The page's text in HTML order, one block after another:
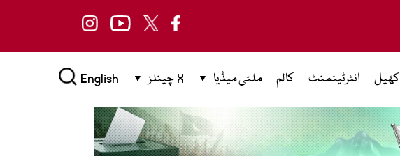
کھیل انٹرٹینمنٹ کالم ملٹی میڈیا X چینلز English